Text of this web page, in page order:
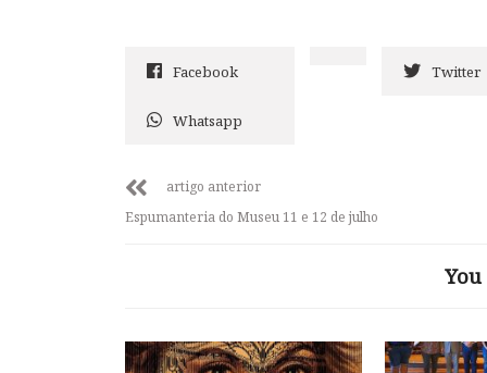
Facebook Twitter
Whatsapp
artigo anterior
Espumanteria do Museu 11 e 12 de julho